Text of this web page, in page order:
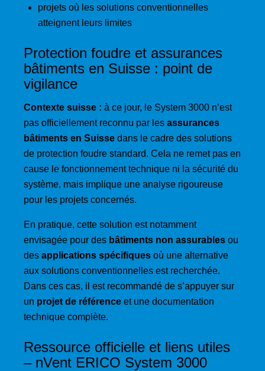
projets où les solutions conventionnelles
atteignent leurs limites
Protection foudre et assurances
bâtiments en Suisse : point de
vigilance
Contexte suisse : à ce jour, le System 3000 n’est
pas officiellement reconnu par les assurances
bâtiments en Suisse dans le cadre des solutions
de protection foudre standard. Cela ne remet pas en
cause le fonctionnement technique ni la sécurité du
système, mais implique une analyse rigoureuse
pour les projets concernés.
En pratique, cette solution est notamment
envisagée pour des bâtiments non assurables ou
des applications spécifiques où une alternative
aux solutions conventionnelles est recherchée.
Dans ces cas, il est recommandé de s’appuyer sur
un projet de référence et une documentation
technique complète.
Ressource officielle et liens utiles
– nVent ERICO System 3000